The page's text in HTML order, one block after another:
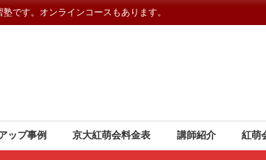
です。オンラインコースもあります。
ップ事例 京大紅萌会料金表 講師紹介 紅萌